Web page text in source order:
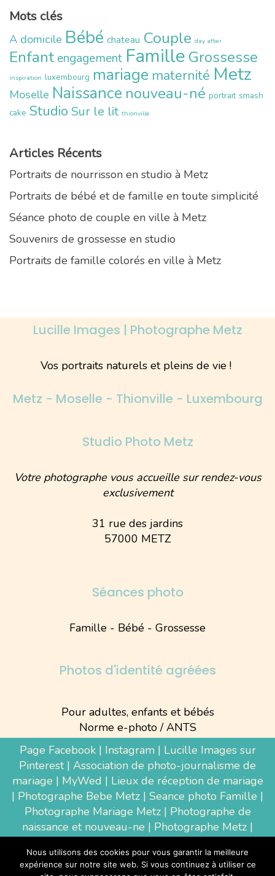
Mots clés
A domicile Bébé chateau Couple day after
Enfant engagement Famille Grossesse
inspiration luxembourg mariage maternité Metz
Moselle Naissance nouveau-né portrait smash
cake Studio Sur le lit thionville
Articles Récents
Portraits de nourrisson en studio à Metz
Portraits de bébé et de famille en toute simplicité
Séance photo de couple en ville à Metz
Souvenirs de grossesse en studio
Portraits de famille colorés en ville à Metz
Lucille Images | Photographe Metz
Vos portraits naturels et pleins de vie !
Metz - Moselle - Thionville - Luxembourg
Studio Photo Metz
Votre photographe vous accueille sur rendez-vous
exclusivement
31 rue des jardins
57000 METZ
Séances photo
Famille - Bébé - Grossesse
Photos d'identité agréées
Pour adultes, enfants et bébés
Norme e-photo / ANTS
Page Facebook| Instagram| Lucille Images sur
Pinterest| Association de photo-journalisme de
mariage | MyWed | Lieux de réception de mariage
| Photographe Bebe Metz | Seance photo Famille |
Photographe Mariage Metz| Photographe de
naissance et nouveau-ne | Photographe Metz |
Luxembourg|Photographe Thionville|
Photographe d'entreprise Metz
Nous utilisons des cookies pour vous garantir la meilleure
expérience sur notre site web. Si vous continuez à utiliser ce